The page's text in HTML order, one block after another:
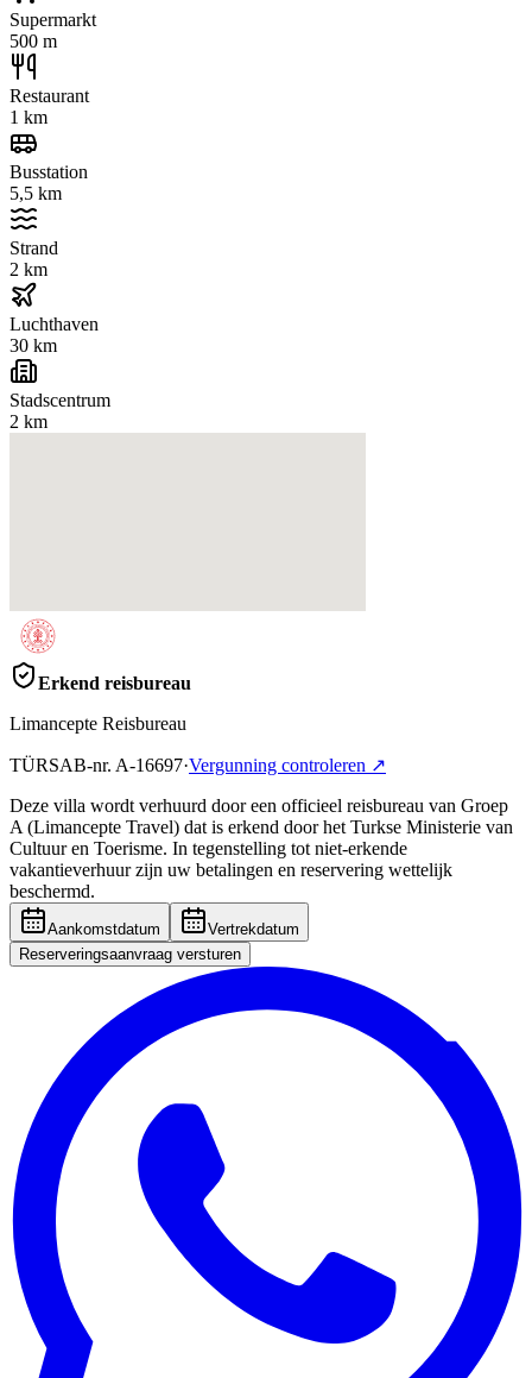
Supermarkt
500 m
Restaurant
1 km
Busstation
5,5 km
Strand
2 km
Luchthaven
30 km
Stadscentrum
2 km
Erkend reisbureau
Limancepte Reisbureau
TÜRSAB-nr. A-16697·Vergunning controleren ↗
Deze villa wordt verhuurd door een officieel reisbureau van Groep
A (Limancepte Travel) dat is erkend door het Turkse Ministerie van
Cultuur en Toerisme. In tegenstelling tot niet-erkende
vakantieverhuur zijn uw betalingen en reservering wettelijk
beschermd.
Aankomstdatum
Vertrekdatum
Reserveringsaanvraag versturen